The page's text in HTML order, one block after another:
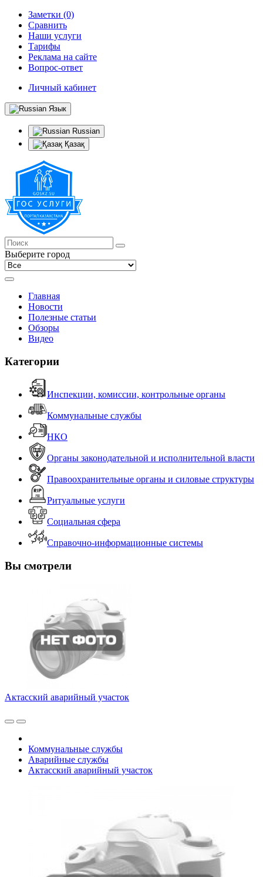
Заметки (0)
Сравнить
Наши услуги
Тарифы
Реклама на сайте
Вопрос-ответ
Личный кабинет
Язык
Russian
Қазақ
Выберите город
Главная
Новости
Полезные статьи
Обзоры
Видео
Категории
Инспекции, комиссии, контрольные органы
Коммунальные службы
НКО
Органы законодательной и исполнительной власти
Правоохранительные органы и силовые структуры
Ритуальные услуги
Социальная сфера
Справочно-информационные системы
Вы смотрели
Актасский аварийный участок
Коммунальные службы
Аварийные службы
Актасский аварийный участок